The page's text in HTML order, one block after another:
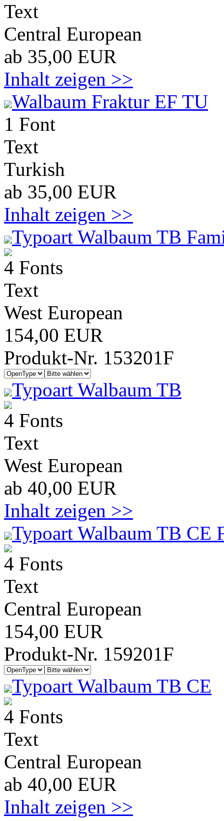
Text
Central European
ab 35,00 EUR
Inhalt zeigen >>
Walbaum Fraktur EF TU
1 Font
Text
Turkish
ab 35,00 EUR
Inhalt zeigen >>
Typoart Walbaum TB
4 Fonts
Text
West European
154,00 EUR
Produkt-Nr. 153201F
Typoart Walbaum TB
4 Fonts
Text
West European
ab 40,00 EUR
Inhalt zeigen >>
Typoart Walbaum TB CE
4 Fonts
Text
Central European
154,00 EUR
Produkt-Nr. 159201F
Typoart Walbaum TB CE
4 Fonts
Text
Central European
ab 40,00 EUR
Inhalt zeigen >>